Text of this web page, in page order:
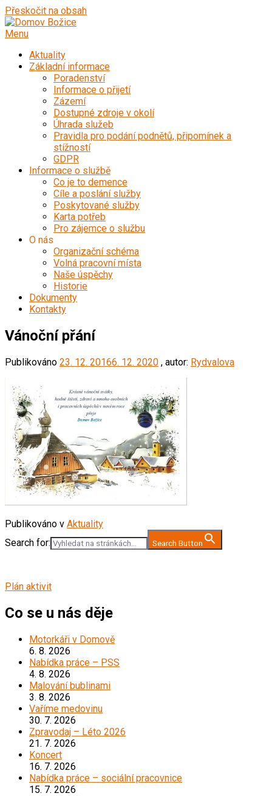
Přeskočit na obsah
Menu
Aktuality
Základní informace
Poradenství
Informace o přijetí
Zázemí
Dostupné zdroje v okolí
Úhrada služeb
Pravidla pro podání podnětů, připomínek a
stížností
GDPR
Informace o službě
Co je to demence
Cíle a poslání služby
Poskytované služby
Karta potřeb
Pro zájemce o službu
O nás
Organizační schéma
Volná pracovní místa
Naše úspěchy
Historie
Dokumenty
Kontakty
Vánoční přání
Publikováno 23. 12. 20166. 12. 2020 , autor: Rydvalova
Publikováno v Aktuality
Search for:
Search Button
Plán aktivit
Co se u nás děje
Motorkáři v Domově
6. 8. 2026
Nabídka práce – PSS
4. 8. 2026
Malování bublinami
3. 8. 2026
Vaříme medovinu
30. 7. 2026
Zpravodaj – Léto 2026
21. 7. 2026
Koncert
16. 7. 2026
Nabídka práce – sociální pracovnice
15. 7. 2026